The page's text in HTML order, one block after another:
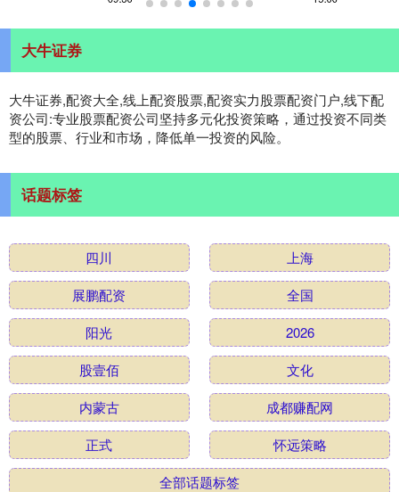
大牛证券
大牛证券,配资大全,线上配资股票,配资实力股票配资门户,线下配
资公司:专业股票配资公司坚持多元化投资策略，通过投资不同类
型的股票、行业和市场，降低单一投资的风险。
话题标签
四川
上海
展鹏配资
全国
阳光
2026
股壹佰
文化
内蒙古
成都赚配网
正式
怀远策略
全部话题标签